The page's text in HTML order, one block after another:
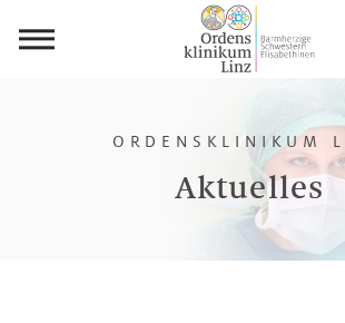
Aktuelles
ORDENSKLINIKUM